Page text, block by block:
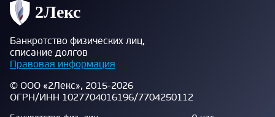
Банкротство физических лиц,
списание долгов
Правовая информация
© ООО «2Лекс», 2015-2026
ОГРН/ИНН 1027704016196/7704250112